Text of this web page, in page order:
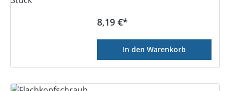
Regulärer Preis:
8,19 €*
In den Warenkorb